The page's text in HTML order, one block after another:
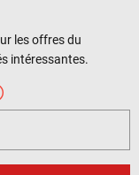
les offres du
intéressantes.